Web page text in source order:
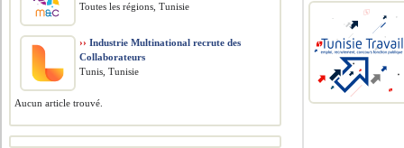
Toutes les régions, Tunisie
›› Industrie Multinational recrute des
Collaborateurs
Tunis, Tunisie
Aucun article trouvé.